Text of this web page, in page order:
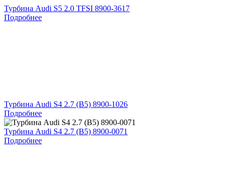
Турбина Audi S5 2.0 TFSI 8900-3617
Подробнее
Турбина Audi S4 2.7 (B5) 8900-1026
Подробнее
Турбина Audi S4 2.7 (B5) 8900-0071
Подробнее